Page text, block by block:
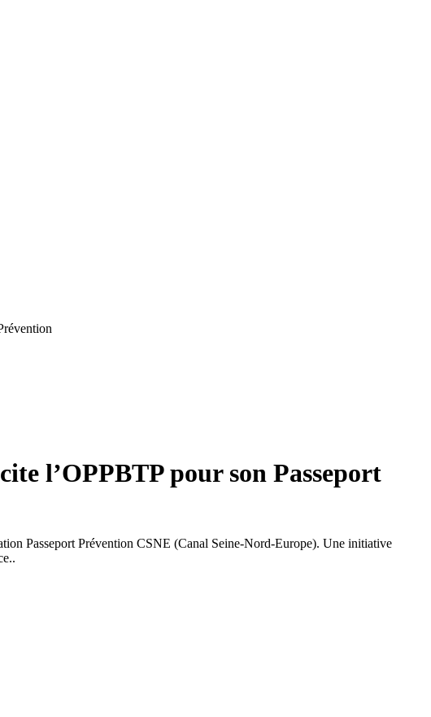
l’OPPBTP pour son Passeport
Passeport Prévention CSNE (Canal Seine-Nord-Europe). Une initiative